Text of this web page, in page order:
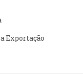
Exportação